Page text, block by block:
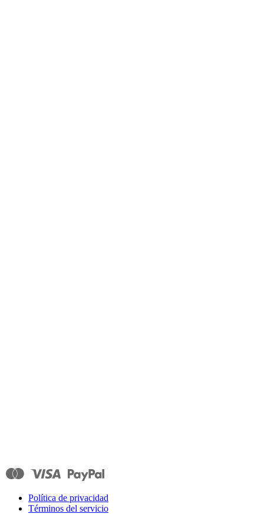
Política de privacidad
Términos del servicio